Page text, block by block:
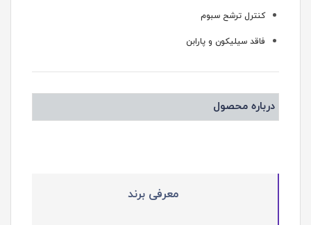
کنترل ترشح سبوم
فاقد سیلیکون و پارابن
درباره محصول
معرفی برند